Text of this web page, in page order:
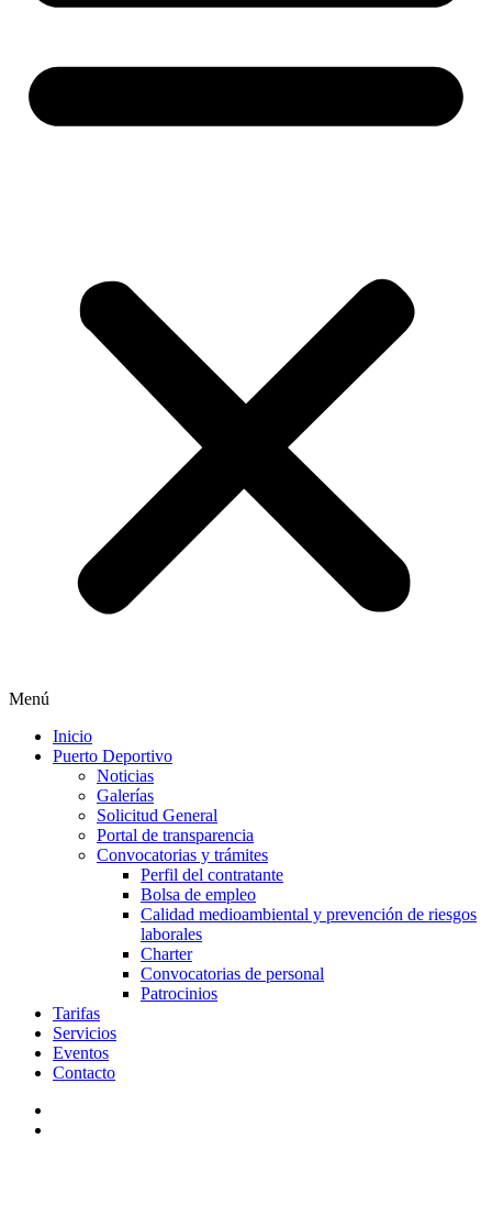
Menú
Inicio
Puerto Deportivo
Noticias
Galerías
Solicitud General
Portal de transparencia
Convocatorias y trámites
Perfil del contratante
Bolsa de empleo
Calidad medioambiental y prevención de riesgos
laborales
Charter
Convocatorias de personal
Patrocinios
Tarifas
Servicios
Eventos
Contacto